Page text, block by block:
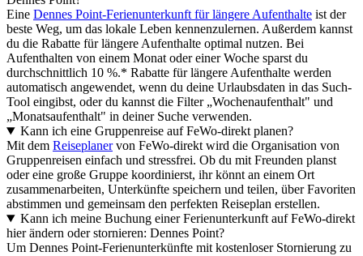
Eine Dennes Point-Ferienunterkunft für längere Aufenthalte ist der
beste Weg, um das lokale Leben kennenzulernen. Außerdem kannst
du die Rabatte für längere Aufenthalte optimal nutzen. Bei
Aufenthalten von einem Monat oder einer Woche sparst du
durchschnittlich 10 %.* Rabatte für längere Aufenthalte werden
automatisch angewendet, wenn du deine Urlaubsdaten in das Such-
Tool eingibst, oder du kannst die Filter „Wochenaufenthalt" und
„Monatsaufenthalt" in deiner Suche verwenden.
Kann ich eine Gruppenreise auf FeWo-direkt planen?
Mit dem Reiseplanervon FeWo-direkt wird die Organisation von
Gruppenreisen einfach und stressfrei. Ob du mit Freunden planst
oder eine große Gruppe koordinierst, ihr könnt an einem Ort
zusammenarbeiten, Unterkünfte speichern und teilen, über Favoriten
abstimmen und gemeinsam den perfekten Reiseplan erstellen.
Kann ich meine Buchung einer Ferienunterkunft auf FeWo-direkt
hier ändern oder stornieren: Dennes Point?
Um Dennes Point-Ferienunterkünfte mit kostenloser Stornierung zu